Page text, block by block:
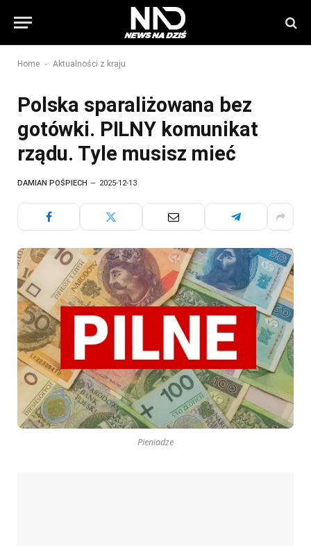
Home - Aktualności z kraju
Polska sparaliżowana bez
gotówki. PILNY komunikat
rządu. Tyle musisz mieć
DAMIAN POŚPIECH 2025-12-13
Pieniadze